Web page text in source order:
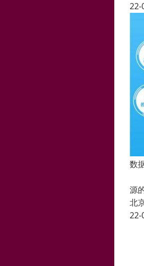
22-
数
源
北
22-